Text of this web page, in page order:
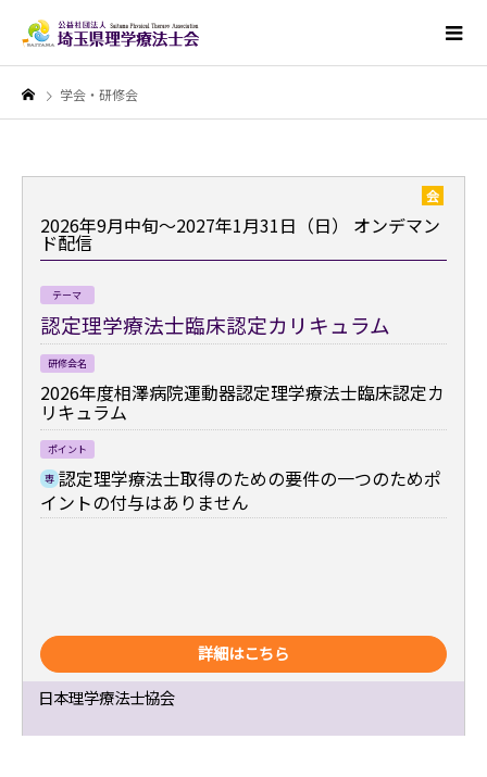
学会・研修会
会
2026年9月中旬～2027年1月31日（日） オンデマン
ド配信
テーマ
認定理学療法士臨床認定カリキュラム
研修会名
2026年度相澤病院運動器認定理学療法士臨床認定カ
リキュラム
ポイント
専 認定理学療法士取得のための要件の一つのためポ
イントの付与はありません
詳細はこちら
日本理学療法士協会